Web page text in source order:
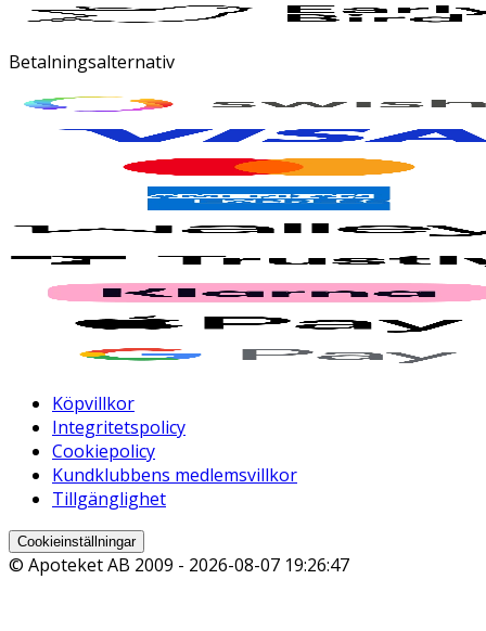
Betalningsalternativ
Köpvillkor
Integritetspolicy
Cookiepolicy
Kundklubbens medlemsvillkor
Tillgänglighet
Cookieinställningar
© Apoteket AB 2009 - 2026-08-07 19:26:47